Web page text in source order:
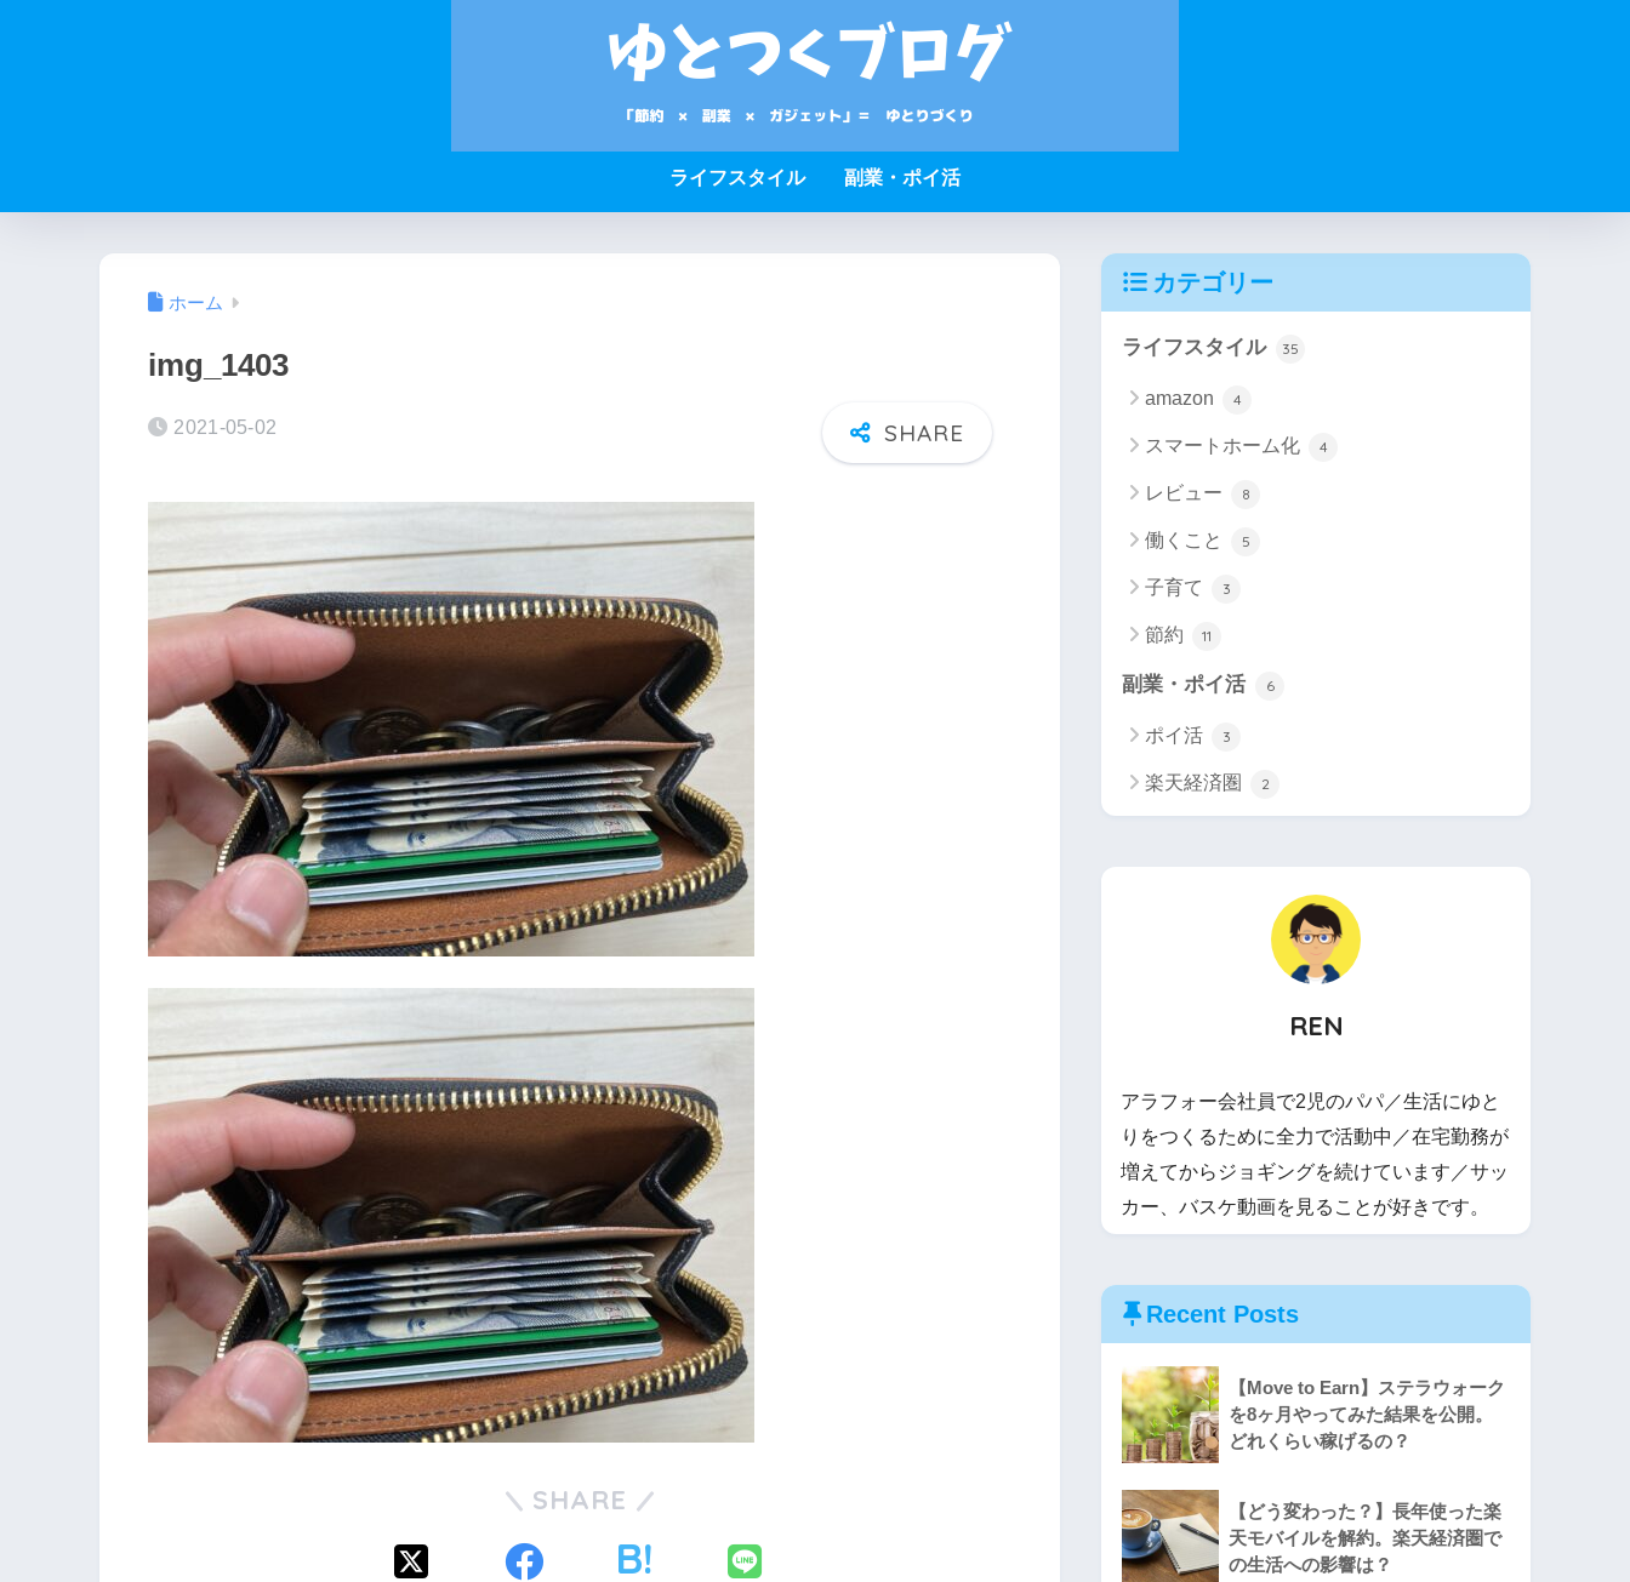
ライフスタイル 副業・ポイ活
ホーム
img_1403
2021-05-02
SHARE
カテゴリー
ライフスタイル 35
amazon 4
スマートホーム化 4
レビュー 8
働くこと 5
子育て 3
節約 11
副業・ポイ活 6
ポイ活 3
楽天経済圏 2
REN
アラフォー会社員で2児のパパ／生活にゆと
りをつくるために全力で活動中／在宅勤務が
増えてからジョギングを続けています／サッ
カー、バスケ動画を見ることが好きです。
Recent Posts
【Move to Earn】ステラウォーク
を8ヶ月やってみた結果を公開。
どれくらい稼げるの？
【どう変わった？】長年使った楽
天モバイルを解約。楽天経済圏で
の生活への影響は？